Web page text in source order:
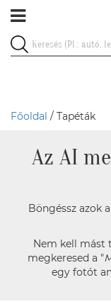
Főoldal / Tapéták
Az AI
Böngéssz azok
Nem kell mást
megkeresed a "
egy fotót